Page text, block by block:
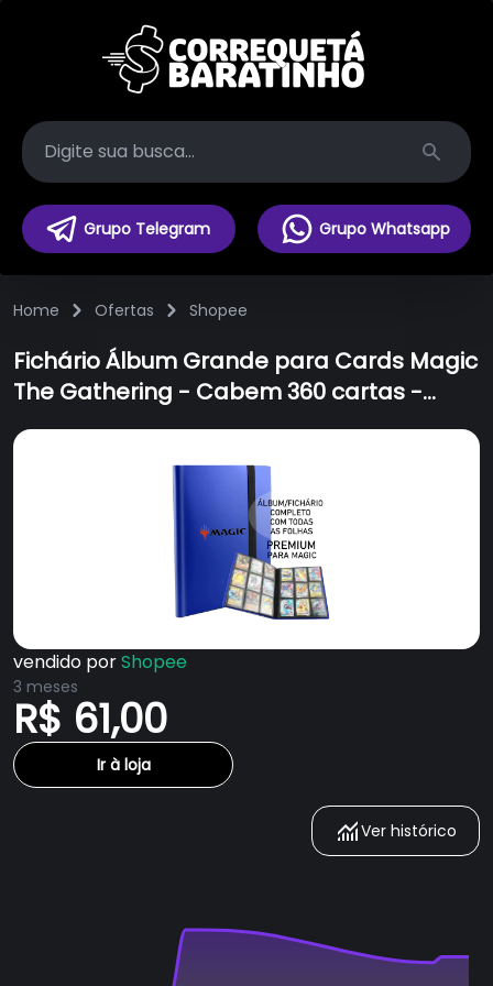
Search
Grupo Telegram Grupo Whatsapp
Home Ofertas Shopee
Fichário Álbum Grande para Cards Magic
The Gathering - Cabem 360 cartas -
Pasta Porta Cartas cards
vendido porShopee
3 meses
R$ 61,00
Ir à loja
Ver histórico